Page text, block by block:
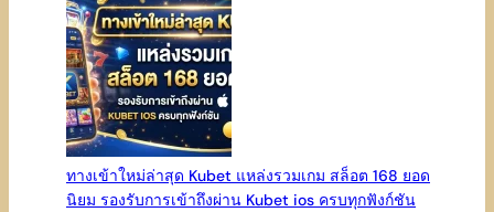
ทางเข้าใหม่ล่าสุด Kubet แหล่งรวมเกม สล็อต 168 ยอด
นิยม รองรับการเข้าถึงผ่าน Kubet ios ครบทุกฟังก์ชัน